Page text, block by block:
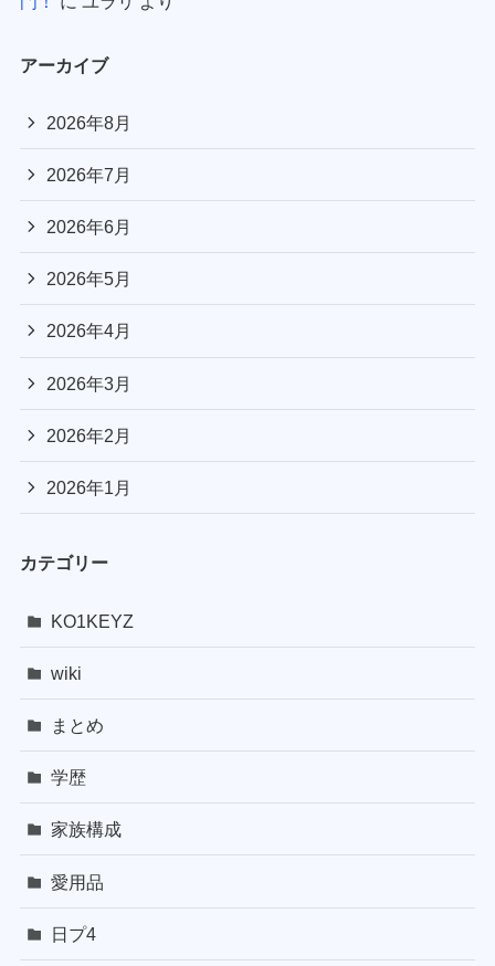
アーカイブ
2026年8月
2026年7月
2026年6月
2026年5月
2026年4月
2026年3月
2026年2月
2026年1月
カテゴリー
KO1KEYZ
wiki
まとめ
学歴
家族構成
愛用品
日プ4